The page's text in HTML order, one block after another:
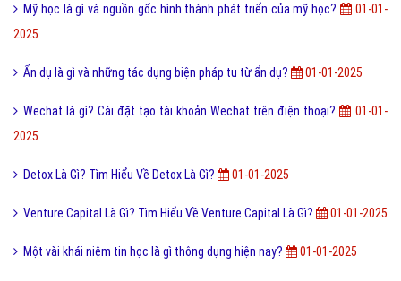
Mỹ học là gì và nguồn gốc hình thành phát triển của mỹ học?
01-01-
2025
Ẩn dụ là gì và những tác dụng biện pháp tu từ ẩn dụ? 01-01-2025
Wechat là gì? Cài đặt tạo tài khoản Wechat trên điện thoại?
01-01-
2025
Detox Là Gì? Tìm Hiểu Về Detox Là Gì? 01-01-2025
Venture Capital Là Gì? Tìm Hiểu Về Venture Capital Là Gì? 01-01-2025
Một vài khái niệm tin học là gì thông dụng hiện nay? 01-01-2025